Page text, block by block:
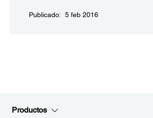
Publicado: 5 feb 2016
Productos